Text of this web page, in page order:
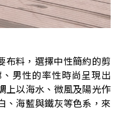
布料，選擇中性簡約的剪
男性的率性時尚呈現出
上以海水、微風及陽光作
、海藍與鐵灰等色系，來